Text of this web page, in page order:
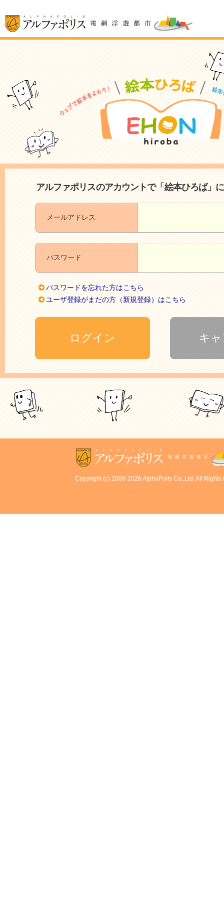
アルファポリスのアカウントで「絵本ひろば」
メールアドレス
パスワード
パスワードを忘れた方はこちら
ユーザ登録がまだの方（新規登録）はこちら
Copyright (c) 2000-2026 AlphaPolis Co.,Ltd. All Rights